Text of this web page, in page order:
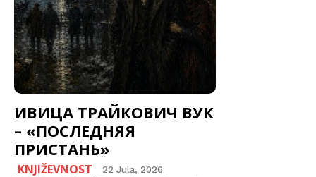
ИВИЦА ТРАЙКОВИЧ ВУК
– «ПОСЛЕДНЯЯ
ПРИСТАНЬ»
KNJIŽEVNOST 22 Jula, 2026